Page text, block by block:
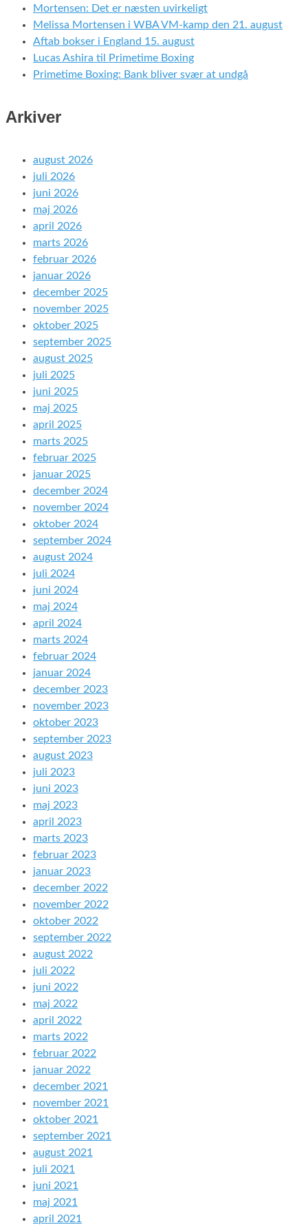
Mortensen: Det er næsten uvirkeligt
Melissa Mortensen i WBA VM-kamp den 21. august
Aftab bokser i England 15. august
Lucas Ashira til Primetime Boxing
Primetime Boxing: Bank bliver svær at undgå
Arkiver
august 2026
juli 2026
juni 2026
maj 2026
april 2026
marts 2026
februar 2026
januar 2026
december 2025
november 2025
oktober 2025
september 2025
august 2025
juli 2025
juni 2025
maj 2025
april 2025
marts 2025
februar 2025
januar 2025
december 2024
november 2024
oktober 2024
september 2024
august 2024
juli 2024
juni 2024
maj 2024
april 2024
marts 2024
februar 2024
januar 2024
december 2023
november 2023
oktober 2023
september 2023
august 2023
juli 2023
juni 2023
maj 2023
april 2023
marts 2023
februar 2023
januar 2023
december 2022
november 2022
oktober 2022
september 2022
august 2022
juli 2022
juni 2022
maj 2022
april 2022
marts 2022
februar 2022
januar 2022
december 2021
november 2021
oktober 2021
september 2021
august 2021
juli 2021
juni 2021
maj 2021
april 2021